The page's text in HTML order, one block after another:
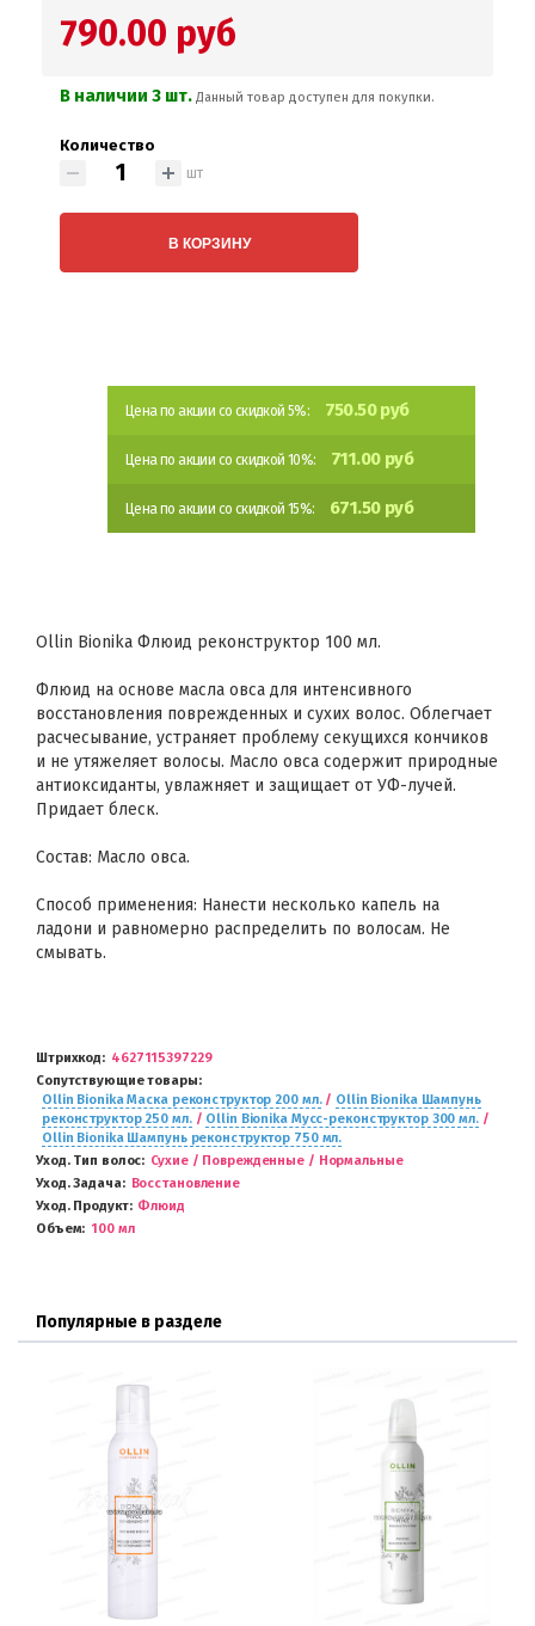
790.00 руб
В наличии 3 шт. Данный товар доступен для покупки.
Количество
шт
В КОРЗИНУ
Цена по акции со скидкой 5%: 750.50 руб
Цена по акции со скидкой 10%: 711.00 руб
Цена по акции со скидкой 15%: 671.50 руб
Ollin Bionika Флюид реконструктор 100 мл.
Флюид на основе масла овса для интенсивного
восстановления поврежденных и сухих волос. Облегчает
расчесывание, устраняет проблему секущихся кончиков
и не утяжеляет волосы. Масло овса содержит природные
антиоксиданты, увлажняет и защищает от УФ-лучей.
Придает блеск.
Состав: Масло овса.
Способ применения: Нанести несколько капель на
ладони и равномерно распределить по волосам. Не
смывать.
Штрихкод
4627115397229
Сопутствующие товары
Ollin Bionika Маска реконструктор 200 мл./ Ollin Bionika Шампунь
реконструктор 250 мл./ Ollin Bionika Мусс-реконструктор 300 мл./
Ollin Bionika Шампунь реконструктор 750 мл.
Уход. Тип волос
Сухие / Поврежденные / Нормальные
Уход. Задача
Восстановление
Уход. Продукт
Флюид
Объем
100 мл
Популярные в разделе